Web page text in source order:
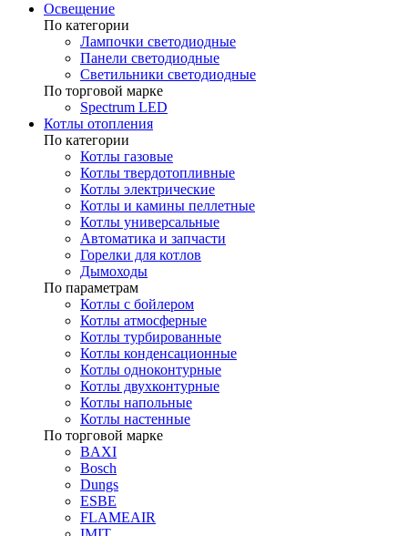
Освещение
По категории
Лампочки светодиодные
Панели светодиодные
Светильники светодиодные
По торговой марке
Spectrum LED
Котлы отопления
По категории
Котлы газовые
Котлы твердотопливные
Котлы электрические
Котлы и камины пеллетные
Котлы универсальные
Автоматика и запчасти
Горелки для котлов
Дымоходы
По параметрам
Котлы с бойлером
Котлы атмосферные
Котлы турбированные
Котлы конденсационные
Котлы одноконтурные
Котлы двухконтурные
Котлы напольные
Котлы настенные
По торговой марке
BAXI
Bosch
Dungs
ESBE
FLAMEAIR